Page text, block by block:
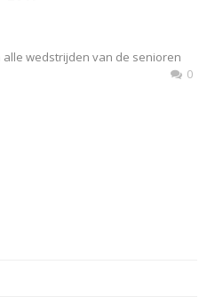
alle wedstrijden van de senioren
0